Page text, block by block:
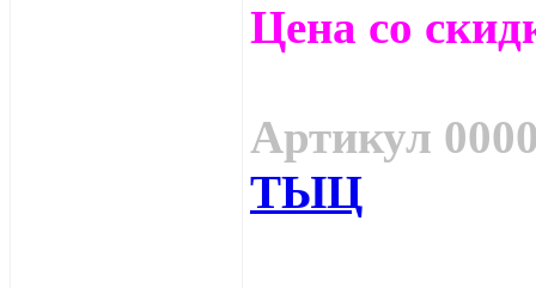
Цена со
Артикул
ТЫЦ